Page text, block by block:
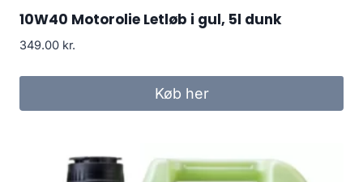
10W40 Motorolie Letløb i gul, 5l dunk
349.00 kr.
Køb her